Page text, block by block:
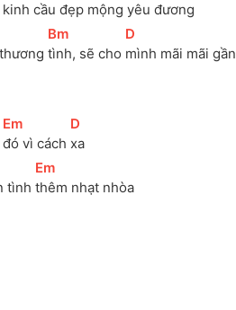
cầu đẹp mộng yêu đương
[Bm
tình, sẽ cho
[D
mình mãi mãi gần
[Em
đó vì cách
[D
xa
tình
[Em
thêm nhạt nhòa